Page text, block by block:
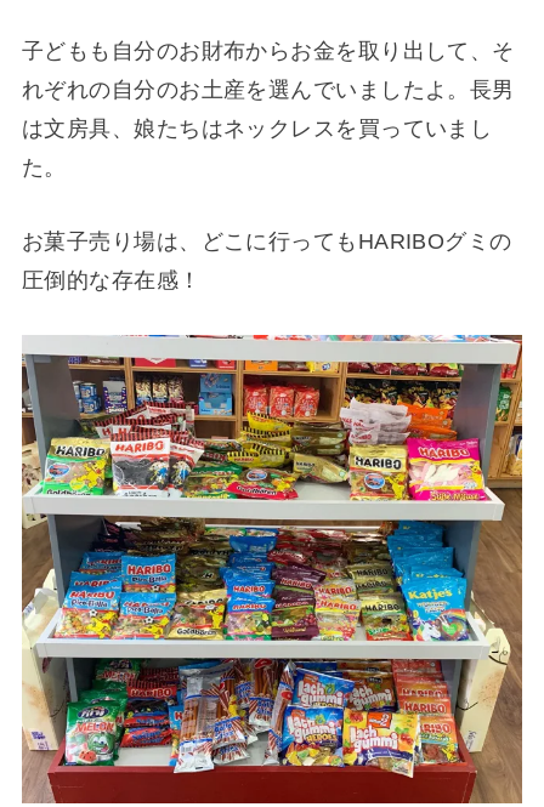
子どもも自分のお財布からお金を取り出して、そ
れぞれの自分のお土産を選んでいましたよ。長男
は文房具、娘たちはネックレスを買っていまし
た。
お菓子売り場は、どこに行ってもHARIBOグミの
圧倒的な存在感！